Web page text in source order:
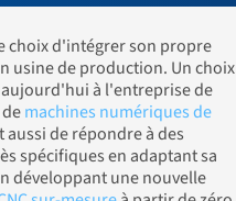
choix d'intégrer son propre
usine de production. Un choix
à l'entreprise de
machines numériques de
aussi de répondre à des
spécifiques en adaptant sa
développant une nouvelle